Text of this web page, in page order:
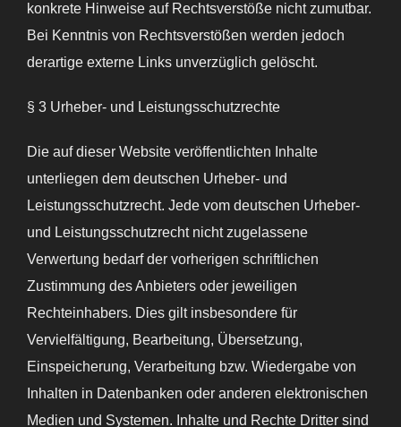
konkrete Hinweise auf Rechtsverstöße nicht zumutbar.
Bei Kenntnis von Rechtsverstößen werden jedoch
derartige externe Links unverzüglich gelöscht.
§ 3 Urheber- und Leistungsschutzrechte
Die auf dieser Website veröffentlichten Inhalte
unterliegen dem deutschen Urheber- und
Leistungsschutzrecht. Jede vom deutschen Urheber-
und Leistungsschutzrecht nicht zugelassene
Verwertung bedarf der vorherigen schriftlichen
Zustimmung des Anbieters oder jeweiligen
Rechteinhabers. Dies gilt insbesondere für
Vervielfältigung, Bearbeitung, Übersetzung,
Einspeicherung, Verarbeitung bzw. Wiedergabe von
Inhalten in Datenbanken oder anderen elektronischen
Medien und Systemen. Inhalte und Rechte Dritter sind